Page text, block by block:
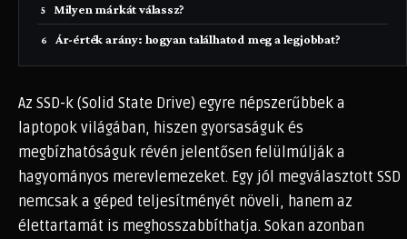
Milyen márkát válassz?
Ár-érték arány: hogyan találhatod meg a legjobbat?
Az SSD-k (Solid State Drive) egyre népszerűbbek a
laptopok világában, hiszen gyorsaságuk és
megbízhatóságuk révén jelentősen felülmúlják a
hagyományos merevlemezeket. Egy jól megválasztott SSD
nemcsak a géped teljesítményét növeli, hanem az
élettartamát is meghosszabbíthatja. Sokan azonban